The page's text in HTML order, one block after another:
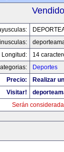
Longitud:
14
Deportes
Precio:
Realizar
Visitar!
Serán